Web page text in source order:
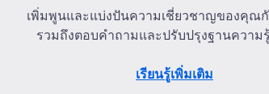
เพิ่มพูนและแบ่งปันความเชี่ยวชาญของคุณ
รวมถึงตอบคำถามและปรับปรุงฐานความ
เรียนรู้เพิ่มเติม